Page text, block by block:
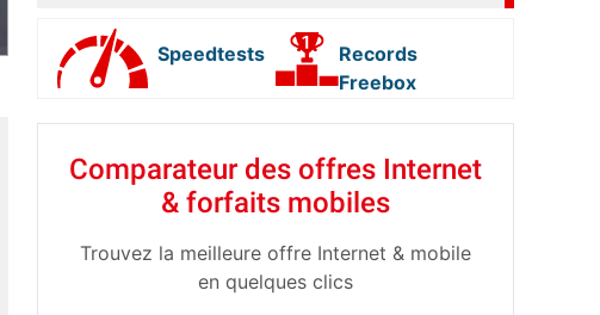
Speedtests
Records
Freebox
Comparateur des offres Internet
& forfaits mobiles
Trouvez la meilleure offre Internet & mobile
en quelques clics